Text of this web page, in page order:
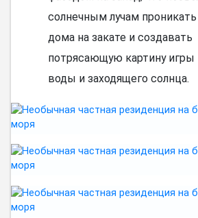
солнечным лучам
дома на закате и создавать
потрясающую картину игры
воды и заходящего солнца.